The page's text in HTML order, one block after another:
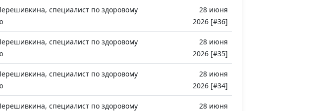
специалист по здоровому
28 июня
2026 [#36]
специалист по здоровому
28 июня
2026 [#35]
специалист по здоровому
28 июня
2026 [#34]
специалист по здоровому
28 июня